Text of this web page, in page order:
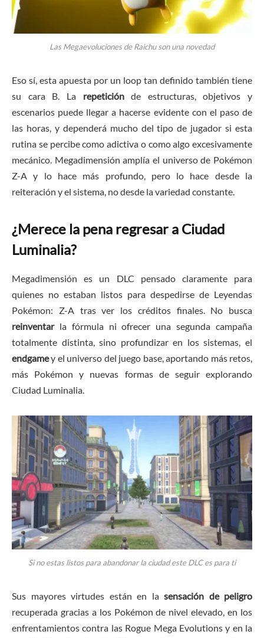
Las Megaevoluciones de Raichu son una novedad
Eso sí, esta apuesta por un loop tan definido también tiene
su cara B. La repeticiónde estructuras, objetivos y
escenarios puede llegar a hacerse evidente con el paso de
las horas, y dependerá mucho del tipo de jugador si esta
rutina se percibe como adictiva o como algo excesivamente
mecánico. Megadimensión amplía el universo de Pokémon
Z-A y lo hace más profundo, pero lo hace desde la
reiteración y el sistema, no desde la variedad constante.
¿Merece la pena regresar a Ciudad
Luminalia?
Megadimensión es un DLC pensado claramente para
quienes no estaban listos para despedirse de Leyendas
Pokémon: Z-A tras ver los créditos finales. No busca
reinventarla fórmula ni ofrecer una segunda campaña
totalmente distinta, sino profundizar en los sistemas, el
endgamey el universo del juego base, aportando más retos,
más Pokémon y nuevas formas de seguir explorando
Ciudad Luminalia.
Si no estas listos para abandonar la ciudad este DLC es para ti
Sus mayores virtudes están en lasensación de peligro
recuperada gracias a los Pokémon de nivel elevado, en los
enfrentamientos contra las Rogue Mega Evolutions y en la